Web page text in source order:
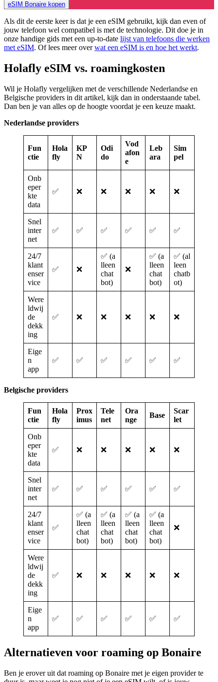
eSIM Bonaire kopen
Als dit de eerste keer is dat je een eSIM gebruikt, kijk dan even of
jouw telefoon wel compatibel is met de technologie. Dit doe je in
onze handige gids met een up-to-date lijst van telefoons die werken
met eSIM. Of lees meer overwat een eSIM is en hoe het werkt.
Holafly eSIM vs. roamingkosten
Wil je Holafly vergelijken met de verschillende Nederlandse en
Belgische providers in dit artikel, kijk dan in onderstaande tabel.
Dan ben je van alles op de hoogte voordat je een keuze maakt.
Nederlandse providers
Fun
ctie
Hola
fly
KP
N
Odi
do
Vod
afon
e
Leb
ara
Sim
pel
Onb
eper
kte
data
✅ ❌ ❌ ❌ ❌ ❌
Snel
inter
net
✅ ✅ ✅ ✅ ✅ ✅
24/7
klant
enser
vice
✅ ❌
✅ (a
lleen
chat
bot)
❌
✅ (a
lleen
chat
bot)
✅ (al
leen
chatb
ot)
Were
ldwij
de
dekk
ing
✅ ❌ ❌ ❌ ❌ ❌
Eige
n
app
✅ ✅ ✅ ✅ ✅ ✅
Belgische providers
Fun
ctie
Hola
fly
Prox
imus
Tele
net
Ora
nge
Base
Scar
let
Onb
eper
kte
data
✅ ❌ ❌ ❌ ❌ ❌
Snel
inter
net
✅ ✅ ✅ ✅ ✅ ✅
24/7
klant
enser
vice
✅
✅ (a
lleen
chat
bot)
✅ (a
lleen
chat
bot)
✅ (a
lleen
chat
bot)
✅ (a
lleen
chat
bot)
❌
Were
ldwij
de
dekk
ing
✅ ❌ ❌ ❌ ❌ ❌
Eige
n
app
✅ ✅ ✅ ✅ ✅ ✅
Alternatieven voor roaming op Bonaire
Ben je erover uit dat roaming op Bonaire met je eigen provider te